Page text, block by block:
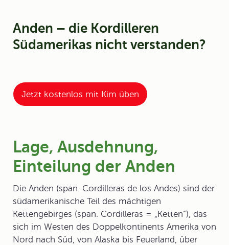
Anden – die Kordilleren
Südamerikas nicht verstanden?
Jetzt kostenlos mit Kim üben
Lage, Ausdehnung,
Einteilung der Anden
Die Anden (span. Cordilleras de los Andes) sind der
südamerikanische Teil des mächtigen
Kettengebirges (span. Cordilleras = „Ketten“), das
sich im Westen des Doppelkontinents Amerika von
Nord nach Süd, von Alaska bis Feuerland, über